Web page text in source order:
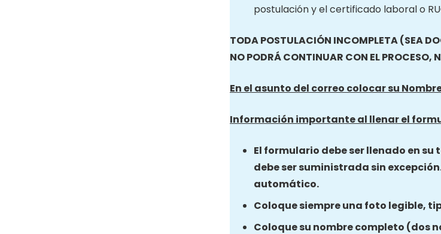
postulación y el certificado laboral o
TODA POSTULACIÓN INCOMPLETA (SEA
NO PODRÁ CONTINUAR CON EL PROCESO,
En el asunto del correo colocar su Nombre
Información importante al llenar el
El formulario debe ser llenado en
debe ser suministrada sin
automático.
Coloque siempre una foto legible,
Coloque su nombre completo (dos